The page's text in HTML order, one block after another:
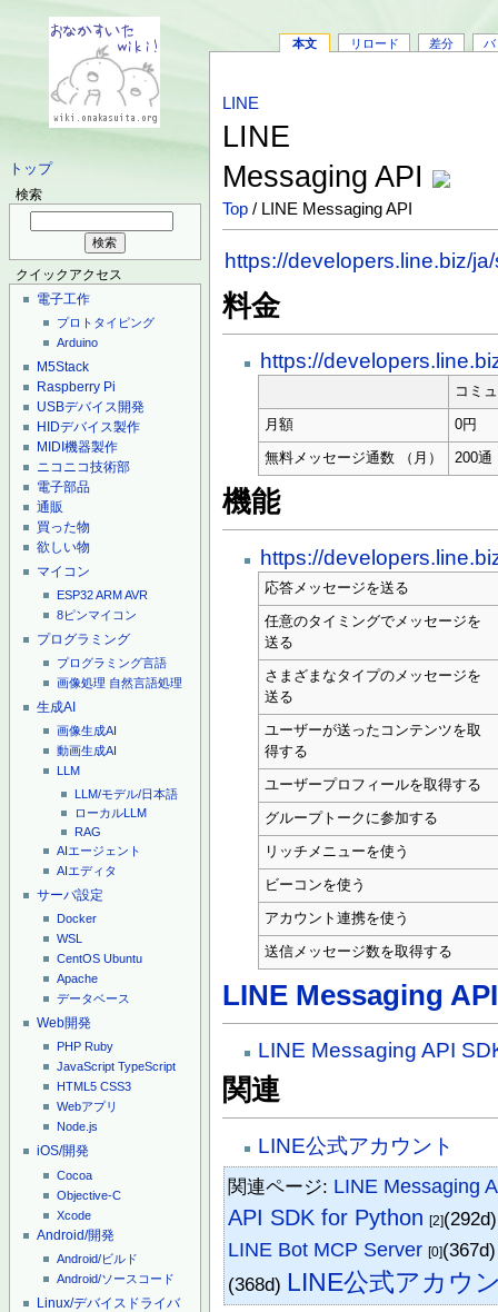
トップ
検索
クイックアクセス
電子工作
プロトタイピング
Arduino
M5Stack
Raspberry Pi
USBデバイス開発
HIDデバイス製作
MIDI機器製作
ニコニコ技術部
電子部品
通販
買った物
欲しい物
マイコン
ESP32ARMAVR
8ピンマイコン
プログラミング
プログラミング言語
画像処理 自然言語処理
生成AI
画像生成AI
動画生成AI
LLM
LLM/モデル/日本語
ローカルLLM
RAG
AIエージェント
AIエディタ
サーバ設定
Docker
WSL
CentOS Ubuntu
Apache
データベース
Web開発
PHP Ruby
JavaScript TypeScript
HTML5 CSS3
Webアプリ
Node.js
iOS/開発
Cocoa
Objective-C
Xcode
Android/開発
Android/ビルド
Android/ソースコード
Linux/デバイスドライバ
本文 リロード 差分 バ
LINE
LINE
Messaging API
Top / LINE Messaging API
https://developers.line.biz/
料金
https://
コミ
月額 0円
無料メッセージ通数 （月） 200通
機能
https://
応答メッセージを送る
任意のタイミングでメッセージを
送る
さまざまなタイプのメッセージを
送る
ユーザーが送ったコンテンツを取
得する
ユーザープロフィールを取得する
グループトークに参加する
リッチメニューを使う
ビーコンを使う
アカウント連携を使う
送信メッセージ数を取得する
LINE Messaging
LINE Messaging API
関連
LINE公式アカウント
関連ページ: LINE Messaging
API SDK for Python [2]
LINE Bot MCP Server [0]
(368d) LINE公式アカウ